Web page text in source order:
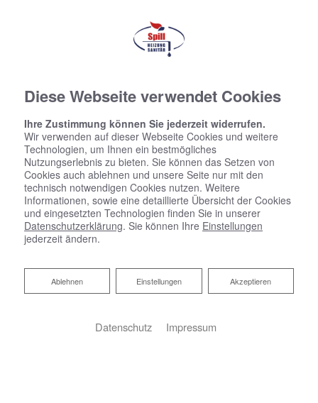
Diese Webseite verwendet Cookies
Ihre Zustimmung können Sie jederzeit widerrufen.
Wir verwenden auf dieser Webseite Cookies und weitere
Technologien, um Ihnen ein bestmögliches
Nutzungserlebnis zu bieten. Sie können das Setzen von
Cookies auch ablehnen und unsere Seite nur mit den
technisch notwendigen Cookies nutzen. Weitere
Informationen, sowie eine detaillierte Übersicht der Cookies
und eingesetzten Technologien finden Sie in unserer
Datenschutzerklärung. Sie können Ihre Einstellungen
jederzeit ändern.
Akzeptieren
Einstellungen
Ablehnen
Ablehnen
Datenschutz Impressum